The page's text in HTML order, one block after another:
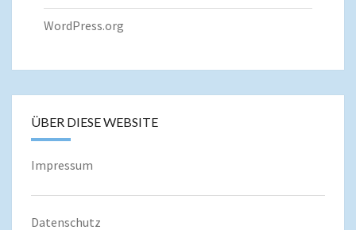
WordPress.org
ÜBER DIESE WEBSITE
Impressum
Datenschutz